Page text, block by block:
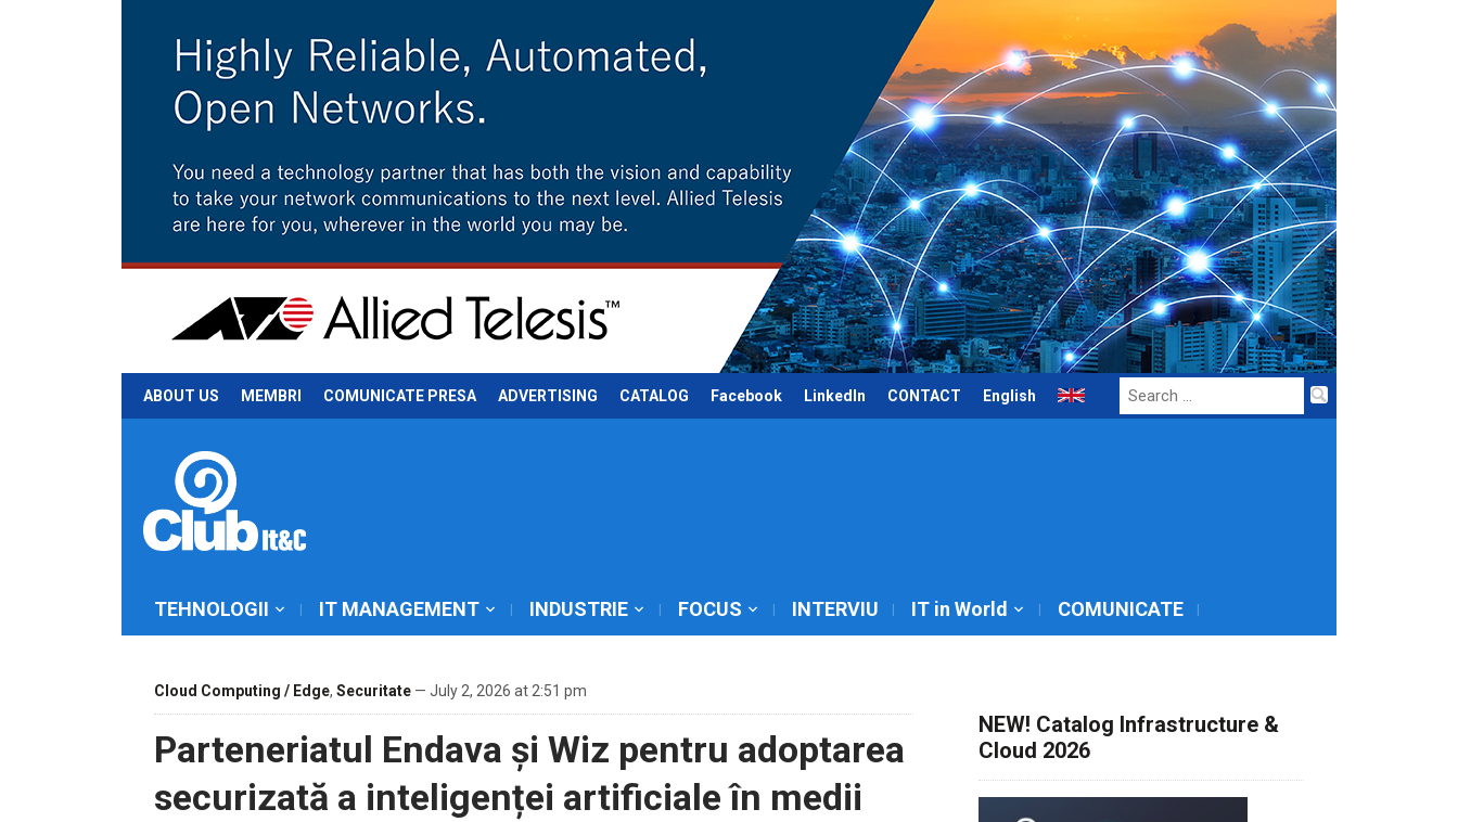
ABOUT US MEMBRI COMUNICATE PRESA ADVERTISING CATALOG Facebook LinkedIn CONTACT English
Search
for:
TEHNOLOGII IT MANAGEMENT INDUSTRIE FOCUS INTERVIU IT in World COMUNICATE
Cloud Computing / Edge, Securitate — July 2, 2026 at 2:51 pm
Parteneriatul Endava și Wiz pentru adoptarea
securizată a inteligenței artificiale în medii
NEW! Catalog Infrastructure &
Cloud 2026